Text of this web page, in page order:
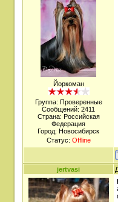
Йоркоман
Группа: Проверенные
Сообщений: 2411
Страна: Российская
Федерация
Город: Новосибирск
Статус: Offline
jertvasi